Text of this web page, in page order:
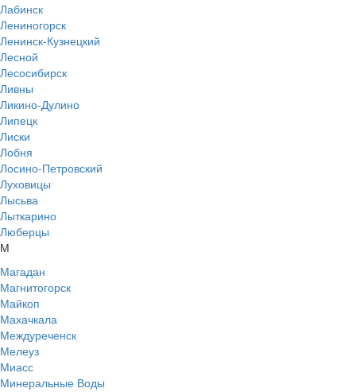
Лабинск
Лениногорск
Ленинск-Кузнецкий
Лесной
Лесосибирск
Ливны
Ликино-Дулино
Липецк
Лиски
Лобня
Лосино-Петровский
Луховицы
Лысьва
Лыткарино
Люберцы
М
Магадан
Магнитогорск
Майкоп
Махачкала
Междуреченск
Мелеуз
Миасс
Минеральные Воды